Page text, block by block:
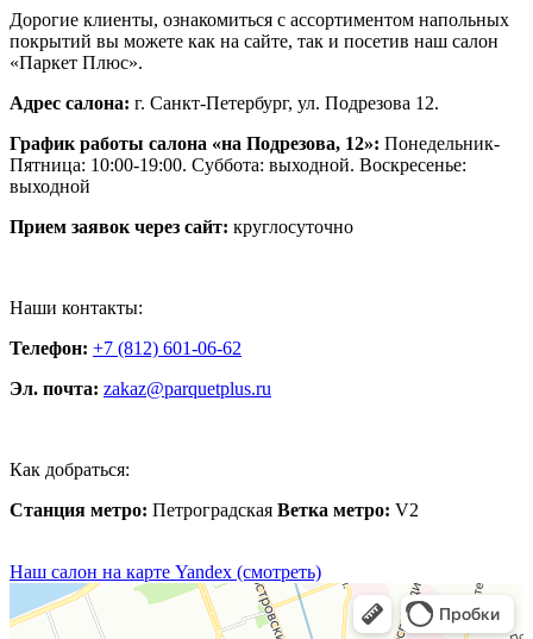
Дорогие клиенты, ознакомиться с ассортиментом напольных
покрытий вы можете как на сайте, так и посетив наш салон
«Паркет Плюс».
Адрес салона: г. Санкт-Петербург, ул. Подрезова 12.
График работы салона «на Подрезова, 12»: Понедельник-
Пятница: 10:00-19:00. Суббота: выходной. Воскресенье:
выходной
Прием заявок через сайт: круглосуточно
Наши контакты:
Телефон: +7 (812) 601-06-62
Эл. почта: zakaz@parquetplus.ru
Как добраться:
Станция метро: Петроградская Ветка метро: V2
Наш салон на карте Yandex (смотреть)